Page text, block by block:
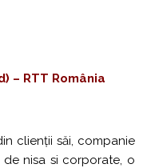
– RTT România
clienții săi, companie
nisa si corporate, o